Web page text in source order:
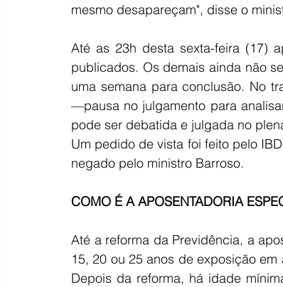
mesmo desapareçam", disse o
Até as 23h desta sexta-feira (17)
publicados. Os demais ainda não
uma semana para conclusão. No
—pausa no julgamento para
pode ser debatida e julgada no
Um pedido de vista foi feito pelo
negado pelo ministro Barroso.
COMO É A APOSENTADORIA
Até a reforma da Previdência, a
15, 20 ou 25 anos de exposição
Depois da reforma, há idade